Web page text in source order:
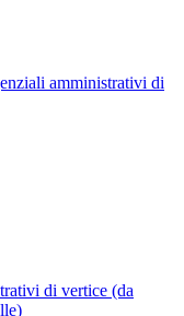
amministrativi di
di vertice (da